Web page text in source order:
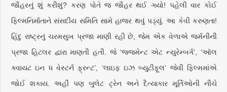
જૌહરનું શું કરીશું? કરણ પોતે જ જૌહર થઈ ગયો! પહેલી વાર કોઈ
ફિલ્મનિર્માતાને સંસદીય સમિતિ સામે હાજર થવું પડ્યું. આ કેવી કરુણતા!
હિંદુ રાષ્ટ્રનું ચરમસુખ પ્રજા માણી રહી છે, જેમ એક વેળાએ જર્મનીની
પ્રજા હિટલર દ્વારા માણતી હતી. જે ‘જજમેન્ટ એટ ન્યુરેમ્બર્ગ’, ‘ઑલ
ક્વાયટ ઇન ધ વેસ્ટર્ન ફ્રન્ટ’, ‘લાઇફ ઇઝ બ્યુટીફૂલ’ જેવી ફિલ્મમાંએ
જોઈ શકાય. અહીં પણ બુલેટ ટ્રેન અને દૈત્યાકાર મૂર્તિઓની નીચે